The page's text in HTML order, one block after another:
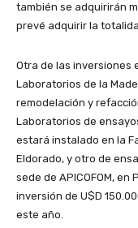
también se adquirirán
prevé adquirir la
Otra de las inversiones
Laboratorios de la
remodelación y
Laboratorios de
estará instalado en la
Eldorado, y otro de
sede de APICOFOM,
inversión de U$D
este año.